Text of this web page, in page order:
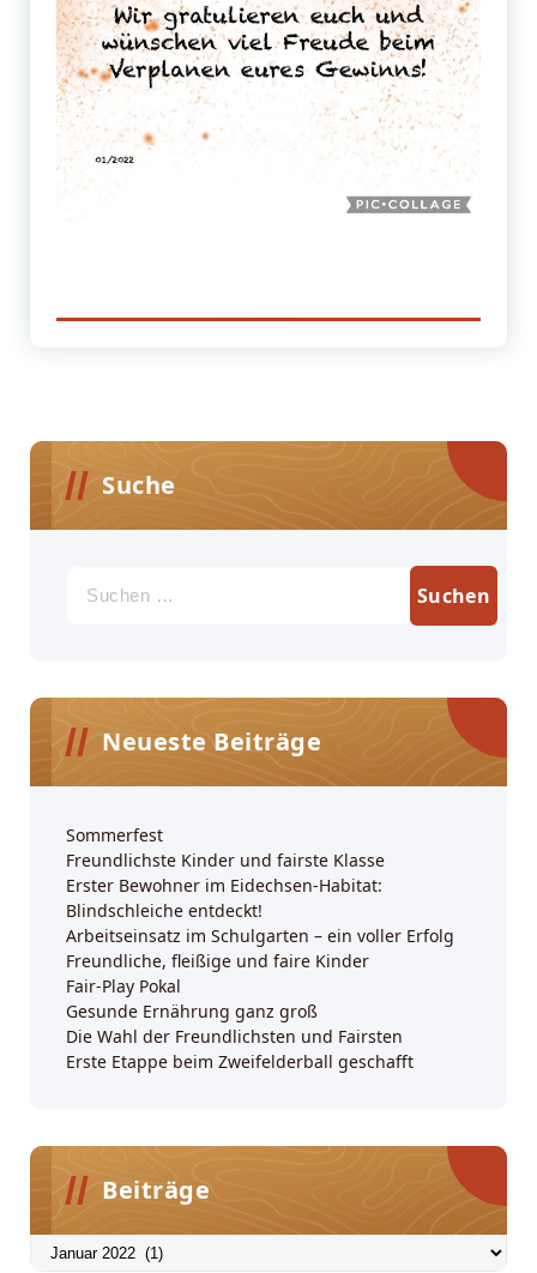
Suche
nach:
Neueste Beiträge
Sommerfest
Freundlichste Kinder und fairste Klasse
Erster Bewohner im Eidechsen-Habitat:
Blindschleiche entdeckt!
Arbeitseinsatz im Schulgarten – ein voller Erfolg
Freundliche, fleißige und faire Kinder
Fair-Play Pokal
Gesunde Ernährung ganz groß
Die Wahl der Freundlichsten und Fairsten
Erste Etappe beim Zweifelderball geschafft
Beiträge
Beiträge